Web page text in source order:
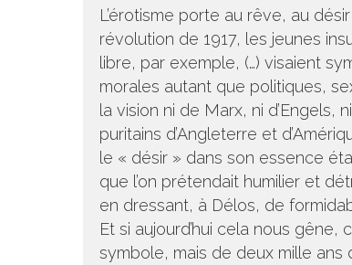
L’érotisme porte au rêve, au
révolution de 1917, les jeunes
libre, par exemple, (…) visaient
morales autant que politiques,
la vision ni de Marx, ni d’Engels,
puritains d’Angleterre et
le « désir » dans son essence
que l’on prétendait humilier et
en dressant, à Délos, de
Et si aujourd’hui cela nous gêne,
symbole, mais de deux mille ans